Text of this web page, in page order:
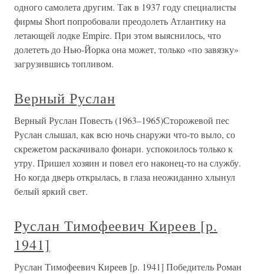
одного самолета другим. Так в 1937 году специалисты
фирмы Short попробовали преодолеть Атлантику на
летающей лодке Empire. При этом выяснилось, что
долететь до Нью-Йорка она может, только «по завязку»
загрузившись топливом.
Верный Руслан
Верный Руслан Повесть (1963–1965)Сторожевой пес
Руслан слышал, как всю ночь снаружи что-то выло, со
скрежетом раскачивало фонари. успокоилось только к
утру. Пришел хозяин и повел его наконец-то на службу.
Но когда дверь открылась, в глаза неожиданно хлынул
белый яркий свет.
Руслан Тимофеевич Киреев [р.
1941]
Руслан Тимофеевич Киреев [р. 1941] Победитель Роман